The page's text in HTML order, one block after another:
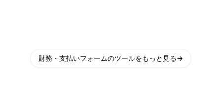
財務・支払いフォームのツールをもっと見る→